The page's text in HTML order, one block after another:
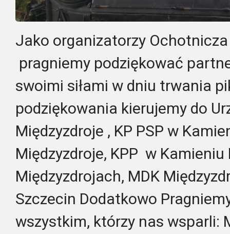
Jako organizatorzy
pragniemy podziękować
swoimi siłami w dniu trwania
podziękowania kierujemy do
Międzyzdroje , KP PSP w
Międzyzdroje, KPP w Kamieniu
Międzyzdrojach, MDK
Szczecin Dodatkowo
wszystkim, którzy nas wsparli: